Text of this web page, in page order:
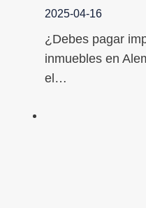
2025-04-16
¿Debes pagar
inmuebles en
el…